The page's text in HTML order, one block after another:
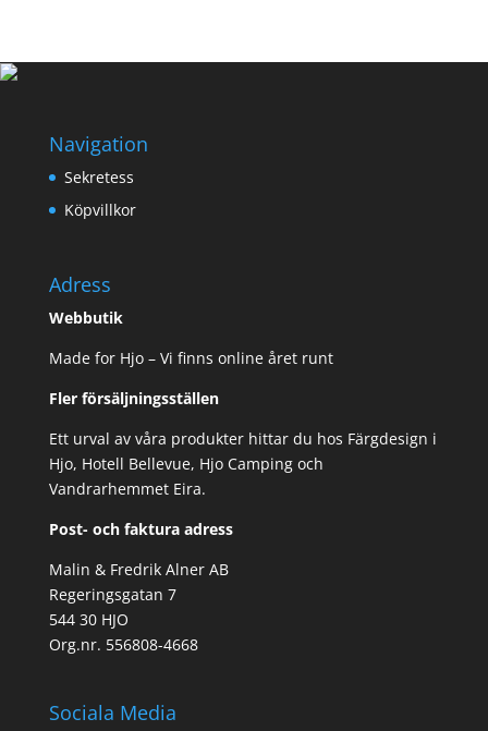
Navigation
Sekretess
Köpvillkor
Adress
Webbutik
Made for Hjo – Vi finns online året runt
Fler försäljningsställen
Ett urval av våra produkter hittar du hos Färgdesign i
Hjo, Hotell Bellevue, Hjo Camping och
Vandrarhemmet Eira.
Post- och faktura adress
Malin & Fredrik Alner AB
Regeringsgatan 7
544 30 HJO
Org.nr. 556808-4668
Sociala Media